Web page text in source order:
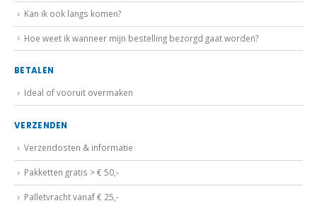
Hoe weet ik wanneer mijn bestelling bezorgd gaat worden?
BETALEN
Ideal of vooruit overmaken
VERZENDEN
Verzendosten & informatie
Pakketten gratis > € 50,-
Palletvracht vanaf € 25,-
Gasflessen vanaf € 25,-